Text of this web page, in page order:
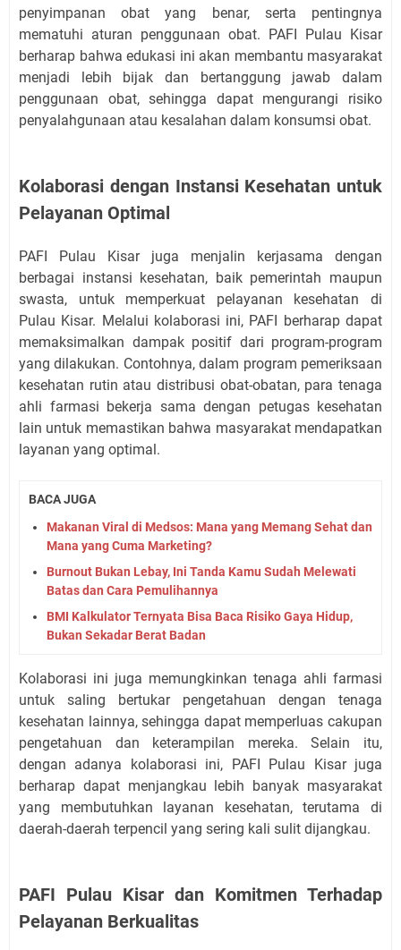
penyimpanan obat yang benar, serta pentingnya
mematuhi aturan penggunaan obat. PAFI Pulau Kisar
berharap bahwa edukasi ini akan membantu masyarakat
menjadi lebih bijak dan bertanggung jawab dalam
penggunaan obat, sehingga dapat mengurangi risiko
penyalahgunaan atau kesalahan dalam konsumsi obat.
Kolaborasi dengan Instansi Kesehatan untuk
Pelayanan Optimal
PAFI Pulau Kisar juga menjalin kerjasama dengan
berbagai instansi kesehatan, baik pemerintah maupun
swasta, untuk memperkuat pelayanan kesehatan di
Pulau Kisar. Melalui kolaborasi ini, PAFI berharap dapat
memaksimalkan dampak positif dari program-program
yang dilakukan. Contohnya, dalam program pemeriksaan
kesehatan rutin atau distribusi obat-obatan, para tenaga
ahli farmasi bekerja sama dengan petugas kesehatan
lain untuk memastikan bahwa masyarakat mendapatkan
layanan yang optimal.
BACA JUGA
Makanan Viral di Medsos: Mana yang Memang Sehat dan
Mana yang Cuma Marketing?
Burnout Bukan Lebay, Ini Tanda Kamu Sudah Melewati
Batas dan Cara Pemulihannya
BMI Kalkulator Ternyata Bisa Baca Risiko Gaya Hidup,
Bukan Sekadar Berat Badan
Kolaborasi ini juga memungkinkan tenaga ahli farmasi
untuk saling bertukar pengetahuan dengan tenaga
kesehatan lainnya, sehingga dapat memperluas cakupan
pengetahuan dan keterampilan mereka. Selain itu,
dengan adanya kolaborasi ini, PAFI Pulau Kisar juga
berharap dapat menjangkau lebih banyak masyarakat
yang membutuhkan layanan kesehatan, terutama di
daerah-daerah terpencil yang sering kali sulit dijangkau.
PAFI Pulau Kisar dan Komitmen Terhadap
Pelayanan Berkualitas